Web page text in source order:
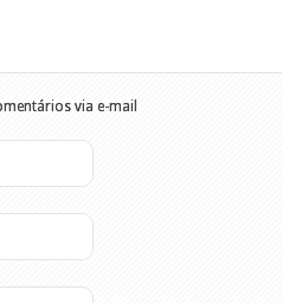
via e-mail